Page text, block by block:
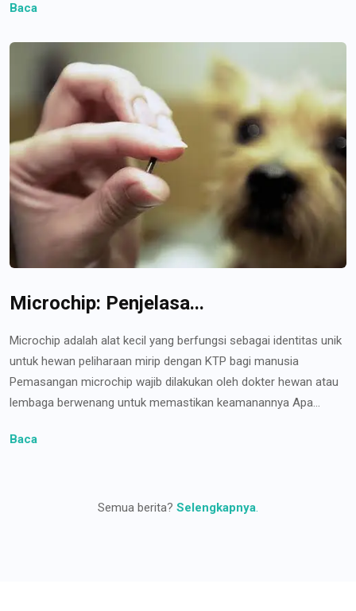
Baca
Microchip: Penjelasa...
Microchip adalah alat kecil yang berfungsi sebagai identitas unik
untuk hewan peliharaan mirip dengan KTP bagi manusia
Pemasangan microchip wajib dilakukan oleh dokter hewan atau
lembaga berwenang untuk memastikan keamanannya Apa...
Baca
Semua berita? Selengkapnya